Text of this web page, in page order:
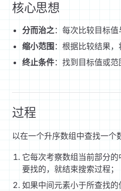
核心思想
分而治之：每次比较目标值
缩小范围 ：根据比较结果，
终止条件：找到目标值或范
过程
以在一个升序数组中查找一个
它每次考察数组当前部分
要找的，就结束搜索过程；
如果中间元素小于所查找